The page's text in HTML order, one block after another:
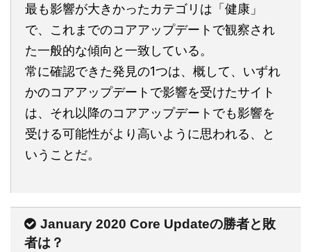
最も影響が大きかったカテゴリは「健康」
で、これまでのコアアップデートで観察され
た一般的な傾向と一致している。
常に確認できた発見の1つは、概して、いずれ
かのコアアップデートで影響を受けたサイト
は、それ以降のコアアップデートでも影響を
受ける可能性がより高いように思われる、と
いうことだ。
January 2020 Core Updateの勝者と敗
者は？